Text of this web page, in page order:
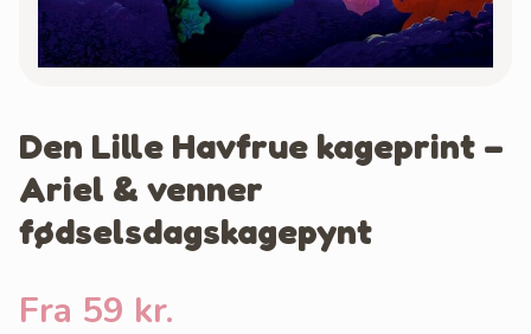
Den Lille Havfrue kageprint –
Ariel & venner
fødselsdagskagepynt
Fra 59 kr.